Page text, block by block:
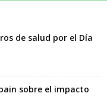
de salud por el Día
sobre el impacto